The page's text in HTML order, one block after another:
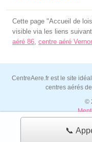
📞
Cette page "Accueil de
visible via les liens
aéré 86, centre aéré
CentreAere.fr est le site
centres aérés
©